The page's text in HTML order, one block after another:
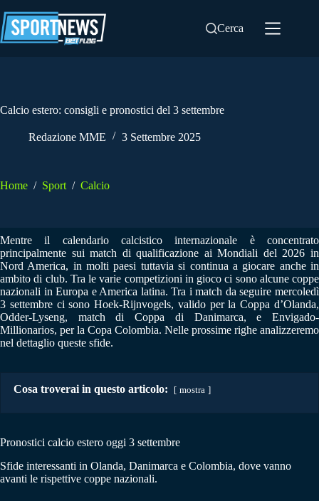
al
contenuto
Cerca
Calcio estero: consigli e pronostici del 3 settembre
Redazione MME 3 Settembre 2025
Home / Sport / Calcio
Mentre il calendario calcistico internazionale è concentrato
principalmente sui match di qualificazione ai Mondiali del 2026 in
Nord America, in molti paesi tuttavia si continua a giocare anche in
ambito di club. Tra le varie competizioni in gioco ci sono alcune coppe
nazionali in Europa e America latina. Tra i match da seguire mercoledì
3 settembre ci sono Hoek-Rijnvogels, valido per la Coppa d’Olanda,
Odder-Lyseng, match di Coppa di Danimarca, e Envigado-
Millionarios, per la Copa Colombia. Nelle prossime righe analizzeremo
nel dettaglio queste sfide.
Cosa troverai in questo articolo: mostra
Pronostici calcio estero oggi 3 settembre
Sfide interessanti in Olanda, Danimarca e Colombia, dove vanno
avanti le rispettive coppe nazionali.